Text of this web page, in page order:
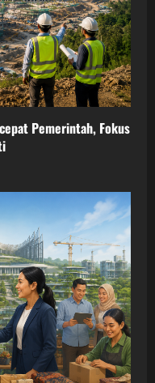
Pemerintah, Fokus